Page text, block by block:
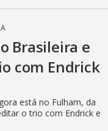
Brasileira e
com Endrick
está no Fulham, da
o trio com Endrick e